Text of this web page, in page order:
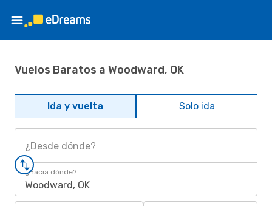
Vuelos Baratos a Woodward, OK
Ida y vuelta Solo ida
¿Desde dónde?
¿Hacia dónde?
Woodward, OK